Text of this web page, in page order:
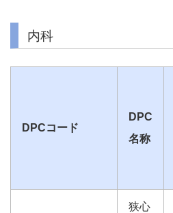
内科
DPCコード
DPC
名称
狭心